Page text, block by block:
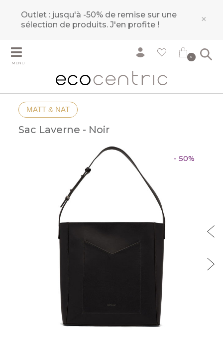
Outlet : jusqu'à -50% de remise sur une
sélection de produits.J'en profite ! ×
MENU
0
MATT & NAT
Sac Laverne - Noir
- 50%